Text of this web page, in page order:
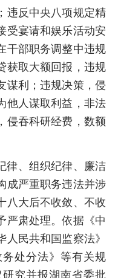
违反中央八项规定精
受宴请和娱乐活动安
干部职务调整中违规
获取大额回报，违规
谋利；违规决策，侵
他人谋取利益，非法
侵吞科研经费，数额
律、组织纪律、廉洁
成严重职务违法并涉
八大后不收敛、不收
严肃处理。依据《中
民共和国监察法》
务处分法》等有关规
究并报湖南省委批